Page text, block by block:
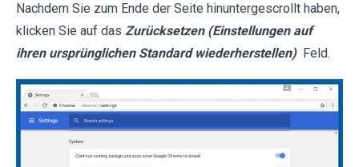
Nachdem Sie zum Ende der Seite hinuntergescrollt haben,
klicken Sie auf das Zurücksetzen (Einstellungen auf
ihren ursprünglichen Standard wiederherstellen) Feld.